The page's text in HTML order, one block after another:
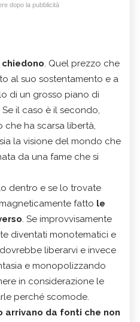
dopo la pubblicità
. Quel prezzo che
al suo sostentamento e a
di un grosso piano di
il caso è il secondo,
che ha scarsa libertà,
la visione del mondo che
da una fame che si
dentro e se lo trovate
fatto le
. Se improvvisamente
diventati monotematici e
liberarvi e invece
e monopolizzando
in considerazione le
perché scomode.
arrivano da fonti che non